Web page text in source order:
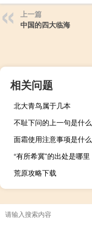
上一篇
中国的四大临海
相关问题
北大青鸟属于几本
面霜使用注意事项是什么
“有所希冀”的出处是哪里
荒原攻略下载